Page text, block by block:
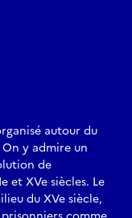
autour du
y admire un
de
et XVe siècles. Le
du XVe siècle,